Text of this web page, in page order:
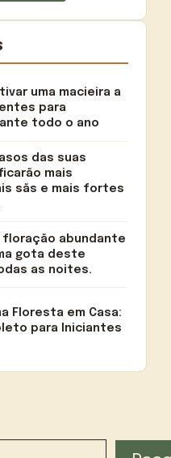
uma macieira a
para
todo o ano
das suas
mais
sãs e mais fortes
floração abundante
gota deste
as noites.
Floresta em Casa:
para Iniciantes